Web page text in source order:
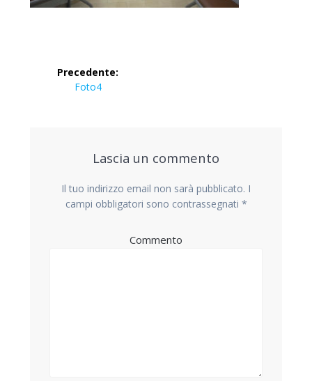
Navigazione
articoli
Precedente:
Articolo
Foto4
Lascia un commento
Il tuo indirizzo email non sarà pubblicato. I
campi obbligatori sono contrassegnati *
Commento